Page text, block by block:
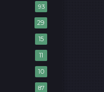
93
29
15
11
10
87